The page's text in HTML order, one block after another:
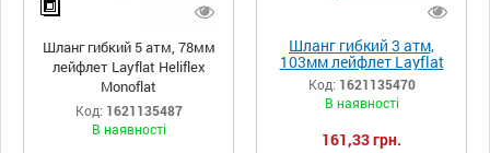
Шланг гибкий 5 атм, 78мм
лейфлет Layflat Heliflex
Monoflat
Код: 1621135487
В наявності
Шланг гибкий 3 атм,
103мм лейфлет Layflat
Heliflex Monoflat
Код: 1621135470
В наявності
161,33 грн.